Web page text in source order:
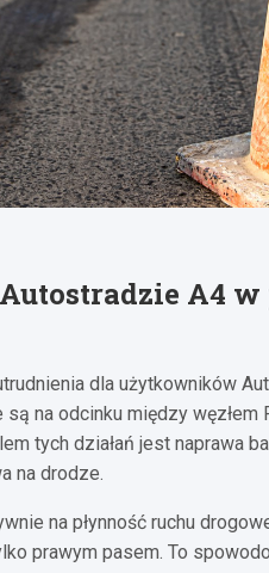
A4 w
dla użytkowników
na odcinku między węzłem
tych działań jest naprawa
na drodze.
na płynność ruchu
prawym pasem. To